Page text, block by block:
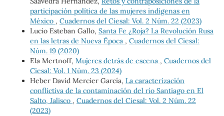
participación política de las mujeres indígenas en
México , Cuadernos del Ciesal: Vol. 2 Núm. 22 (2023)
Lucio Esteban Gallo, Santa Fe ¿Roja? La Revolución Rusa
en las letras de Nueva Época , Cuadernos del Ciesal:
Núm. 19 (2020)
Ela Mertnoff, Mujeres detrás de escena , Cuadernos del
Ciesal: Vol. 1 Núm. 23 (2024)
Heber David Mercier García, La caracterización
conflictiva de la contaminación del río Santiago en El
Salto, Jalisco , Cuadernos del Ciesal: Vol. 2 Núm. 22
(2023)